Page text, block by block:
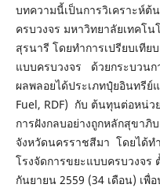
บทความนี้เป็นการวิเคราะห์
ครบวงจร มหาวิทยาลัยเทคโน
สุรนารี โดยทำการเปรียบเที
แบบครบวงจร ด้วยกระบวนก
ผลพลอยได้ประเภทปุ๋ยอินทรีย์
Fuel, RDF) กับ ต้นทุนต่อหน่ว
การฝังกลบอย่างถูกหลักสุขา
จังหวัดนครราชสีมา โดยได้ท
โรงจัดการขยะแบบครบวงจร
กันยายน 2559 (34 เดือน) เ